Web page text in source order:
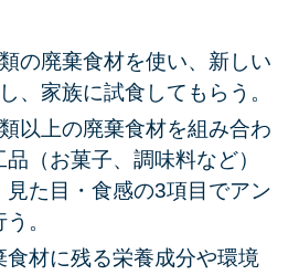
の廃棄食材を使い、新しい
、家族に試食してもらう。
以上の廃棄食材を組み合わ
（お菓子、調味料など）
見た目・食感の3項目でアン
。
食材に残る栄養成分や環境